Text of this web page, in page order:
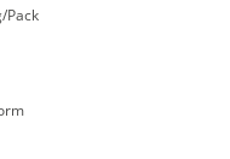
Pack